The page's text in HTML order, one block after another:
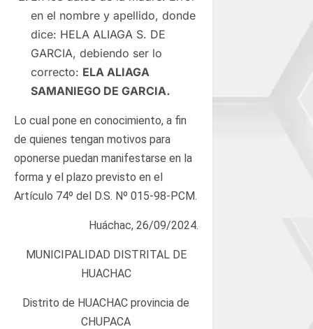
en el nombre y apellido, donde
dice: HELA ALIAGA S. DE
GARCIA, debiendo ser lo
correcto: ELA ALIAGA
SAMANIEGO DE GARCIA.
Lo cual pone en conocimiento, a fin
de quienes tengan motivos para
oponerse puedan manifestarse en la
forma y el plazo previsto en el
Artículo 74º del D.S. Nº 015-98-PCM.
Huáchac, 26/09/2024.
MUNICIPALIDAD DISTRITAL DE
HUACHAC
Distrito de HUACHAC provincia de
CHUPACA